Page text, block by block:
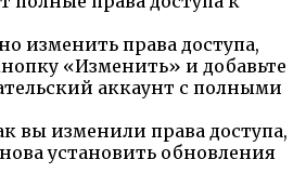
изменить права доступа,
«Изменить» и добавьте
аккаунт с полными
вы изменили права доступа,
установить обновления